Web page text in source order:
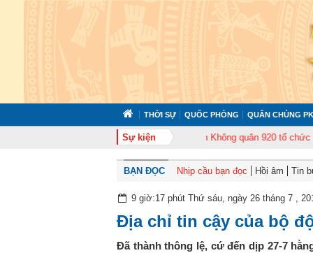
THỜI SỰ QUỐC PHÒNG QUÂN CHỦNG
Sự kiện
Trung đoàn Không quân 920 tổ chức Lễ kỷ
BẠN ĐỌC Nhịp cầu bạn đọc Hồi âm Tin
9 giờ:17 phút Thứ sáu, ngày 26 tháng 7 ,
Địa chỉ tin cậy của bộ
Đã thành thông lệ, cứ đến dịp 27-7